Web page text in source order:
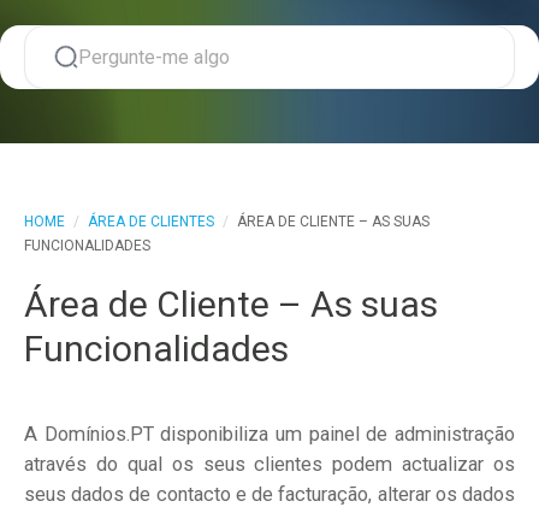
HOME / ÁREA DE CLIENTES / ÁREA DE CLIENTE – AS SUAS
FUNCIONALIDADES
Área de Cliente – As suas
Funcionalidades
A Domínios.PT disponibiliza um painel de administração
através do qual os seus clientes podem actualizar os
seus dados de contacto e de facturação, alterar os dados